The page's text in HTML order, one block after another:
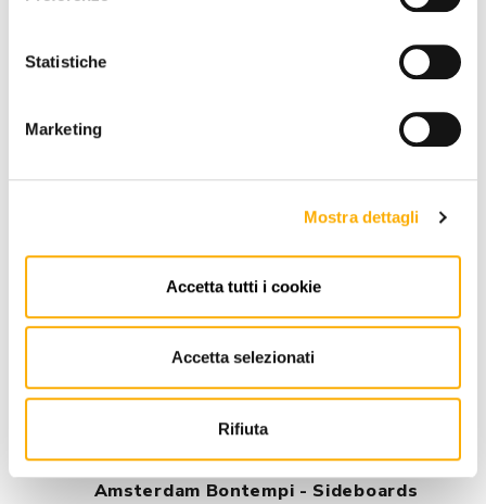
Statistiche
Marketing
Mostra dettagli
Accetta tutti i cookie
Accetta selezionati
Rifiuta
Bontempi
Amsterdam Bontempi - Sideboards